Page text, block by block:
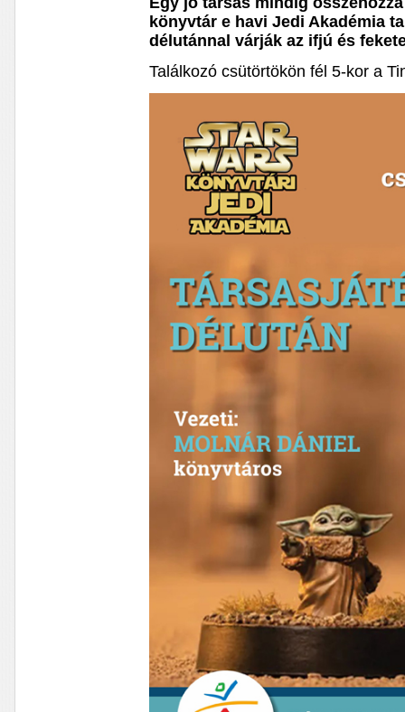
könyvtár e havi Jedi Akadémia
délutánnal várják az ifjú és
Találkozó csütörtökön fél 5-kor a